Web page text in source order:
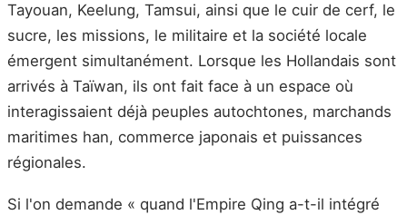
Tayouan, Keelung, Tamsui, ainsi que le cuir de cerf, le
sucre, les missions, le militaire et la société locale
émergent simultanément. Lorsque les Hollandais sont
arrivés à Taïwan, ils ont fait face à un espace où
interagissaient déjà peuples autochtones, marchands
maritimes han, commerce japonais et puissances
régionales.
Si l'on demande « quand l'Empire Qing a-t-il intégré